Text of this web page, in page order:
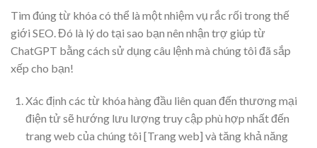
Tìm đúng từ khóa có thể là một nhiệm vụ rắc rối trong thế
giới SEO. Đó là lý do tại sao bạn nên nhận trợ giúp từ
ChatGPT bằng cách sử dụng câu lệnh mà chúng tôi đã sắp
xếp cho bạn!
Xác định các từ khóa hàng đầu liên quan đến thương mại
điện tử sẽ hướng lưu lượng truy cập phù hợp nhất đến
trang web của chúng tôi [Trang web] và tăng khả năng